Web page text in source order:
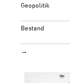
Geopolitik
Bestand
→